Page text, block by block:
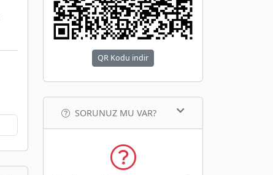
QR Kodu indir
SORUNUZ MU VAR?